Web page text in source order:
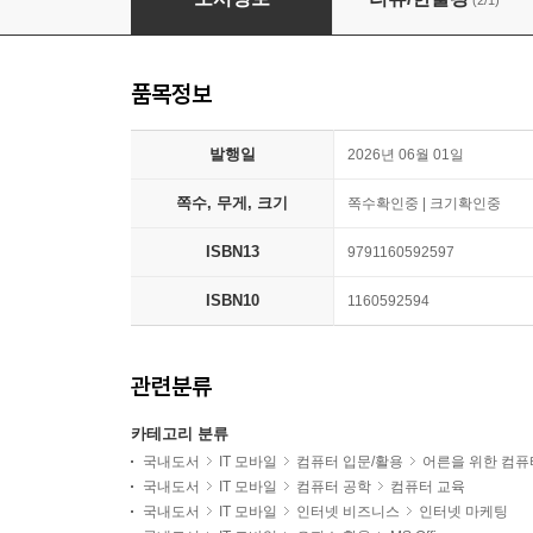
품목정보
발행일 2026년 06월 01일
쪽수, 무게, 크기 쪽수확인중 | 크기확인중
ISBN13 9791160592597
ISBN10 1160592594
관련분류
카테고리 분류
국내도서 IT 모바일 컴퓨터 입문/활용
어른을 위한 컴퓨
국내도서
IT 모바일 컴퓨터 공학
컴퓨터 교육
국내도서
IT 모바일 인터넷 비즈니스
인터넷 마케팅